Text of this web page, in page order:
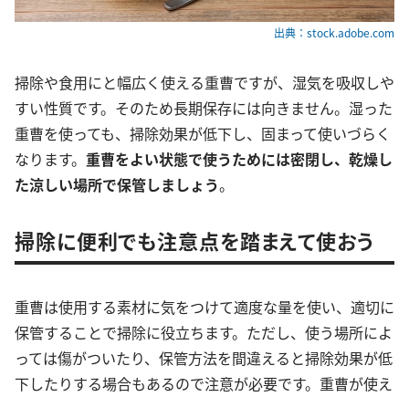
出典：stock.adobe.com
掃除や食用にと幅広く使える重曹ですが、湿気を吸収しや
すい性質です。そのため長期保存には向きません。湿った
重曹を使っても、掃除効果が低下し、固まって使いづらく
なります。 重曹をよい状態で使うためには密閉し、乾燥し
た涼しい場所で保管しましょう。
掃除に便利でも注意点を踏まえて使おう
重曹は使用する素材に気をつけて適度な量を使い、適切に
保管することで掃除に役立ちます。ただし、使う場所によ
っては傷がついたり、保管方法を間違えると掃除効果が低
下したりする場合もあるので注意が必要です。重曹が使え